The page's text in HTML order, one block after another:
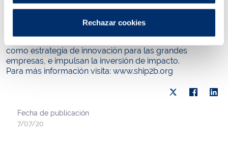
Rechazar cookies
ya no es solo maximizar su rentabilidad económica sino
también su impacto social o medio ambiental. Para ello,
como estrategia de innovación para las grandes
empresas, e impulsan la inversión de impacto.
Para más información visita: www.ship2b.org
Fecha de publicación
7/07/20